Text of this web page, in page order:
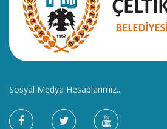
Sosyal Medya Hesaplarımız...